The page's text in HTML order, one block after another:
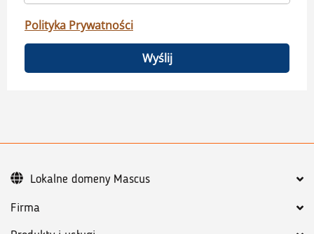
Polityka Prywatności
Wyślij
Firma
Lokalne domeny Mascus